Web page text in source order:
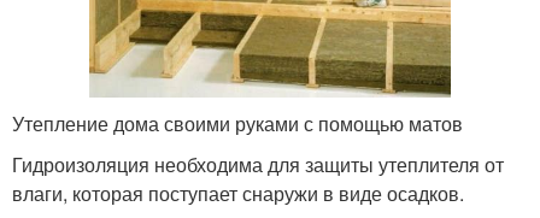
Утепление дома своими руками с помощью матов
Гидроизоляция необходима для защиты утеплителя от
влаги, которая поступает снаружи в виде осадков.